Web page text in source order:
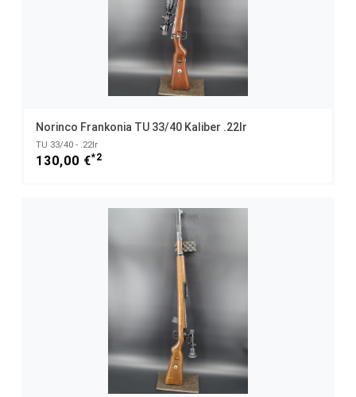
Norinco Frankonia TU 33/40 Kaliber .22lr
TU 33/40 - .22lr
130,00 €*2